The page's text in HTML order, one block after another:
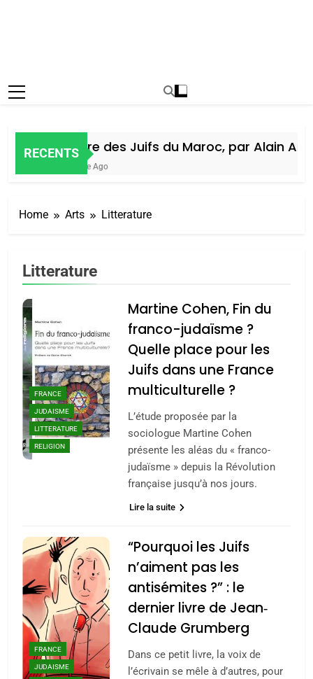
RECENTS
Histoire des Juifs du Maroc, par Alain Amiel
1 Semaine Ago
Home Arts Litterature
Litterature
FRANCE
JUDAISME
LITTERATURE
RELIGION
Martine Cohen, Fin du
franco-judaïsme ?
Quelle place pour les
Juifs dans une France
multiculturelle ?
L’étude proposée par la
sociologue Martine Cohen
présente les aléas du « franco-
judaïsme » depuis la Révolution
française jusqu’à nos jours.
Lire la suite
FRANCE
JUDAISME
“Pourquoi les Juifs
n’aiment pas les
antisémites ?” : le
dernier livre de Jean‐
Claude Grumberg
Dans ce petit livre, la voix de
l’écrivain se mêle à d’autres, pour